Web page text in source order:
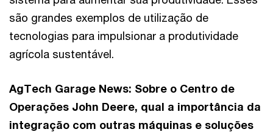
são grandes exemplos de utilização de
tecnologias para impulsionar a produtividade
agrícola sustentável.
AgTech Garage News: Sobre o Centro de
Operações John Deere, qual a importância da
integração com outras máquinas e soluções